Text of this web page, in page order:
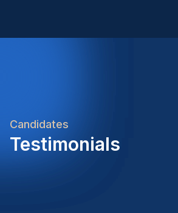
Candidates
Testimonials